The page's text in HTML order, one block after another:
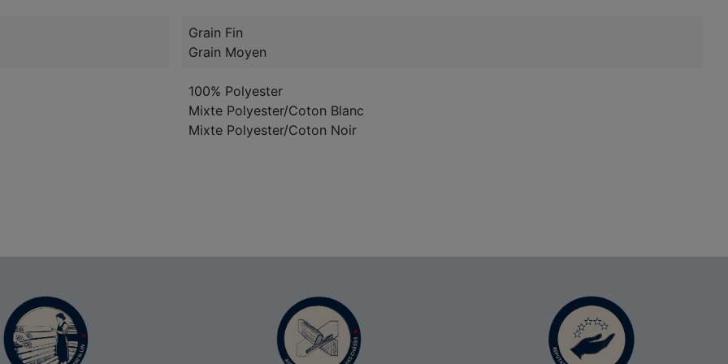
Grain Fin
Grain Moyen
100% Polyester
Mixte Polyester/Coton Blanc
Mixte Polyester/Coton Noir